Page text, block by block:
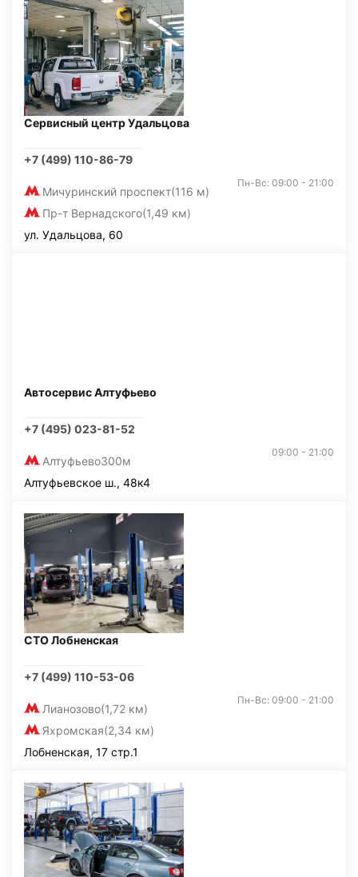
Сервисный центр Удальцова
+7 (499) 110-86-79
Мичуринский проспект(116 м)
Пр-т Вернадского(1,49 км)
Пн-Вс: 09:00 - 21:00
ул. Удальцова, 60
Автосервис Алтуфьево
+7 (495) 023-81-52
Алтуфьево300м
09:00 - 21:00
Алтуфьевское ш., 48к4
СТО Лобненская
+7 (499) 110-53-06
Лианозово(1,72 км)
Яхромская(2,34 км)
Пн-Вс: 09:00 - 21:00
Лобненская, 17 стр.1